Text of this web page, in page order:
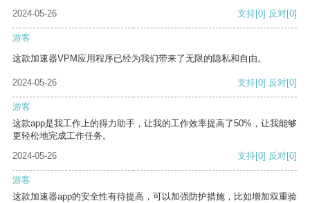
2024-05-26
支持[0] 反对[0]
游客
这款加速器VPM应用程序已经为我们带来了无限的隐私和自由。
2024-05-26 支持[0] 反对[0]
游客
这款app是我工作上的得力助手，让我的工作效率提高了50%，让我能够
更轻松地完成工作任务。
2024-05-26
支持[0] 反对[0]
游客
这款加速器app的安全性有待提高，可以加强防护措施，比如增加双重验